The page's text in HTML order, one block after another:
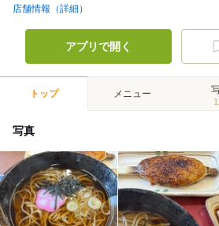
店舗情報（詳細）
アプリで開く
トップ メニュー
写真